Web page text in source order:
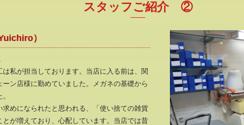
スタッフご紹介 ②
）
は私が担当しております。当店に入る前は、関
ン店様に勤めていました。メガネの基礎から
めになられたと思われる、「使い捨ての雑貨
が増えており、心配しています。当店では昔